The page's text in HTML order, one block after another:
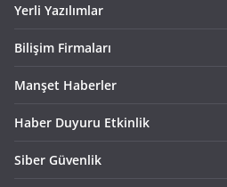
Yerli Yazılımlar
Bilişim Firmaları
Manşet Haberler
Haber Duyuru Etkinlik
Siber Güvenlik